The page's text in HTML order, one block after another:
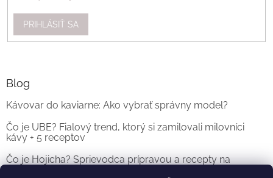
PRIHLÁSIŤ SA
Blog
Kávovar do kaviarne: Ako vybrať správny model?
Čo je UBE? Fialový trend, ktorý si zamilovali milovníci
kávy + 5 receptov
Čo je Hojicha? Sprievodca prípravou a recepty na